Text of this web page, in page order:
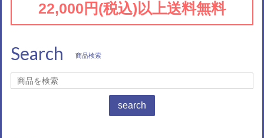
22,000円(税込)以上送料無料
Search 商品検索
search